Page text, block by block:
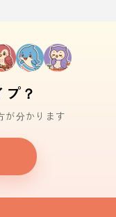
？
が分かります